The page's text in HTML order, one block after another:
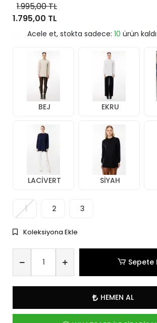
1.995,00 TL
1.795,00 TL
Acele et, stokta sadece: 10 ürün kaldı
BEJ EKRU
LACİVERT SİYAH
1 2 3
Koleksiyona Ekle
Sepete
HEMEN AL